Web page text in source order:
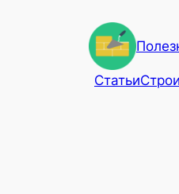
содержимому
Статьи